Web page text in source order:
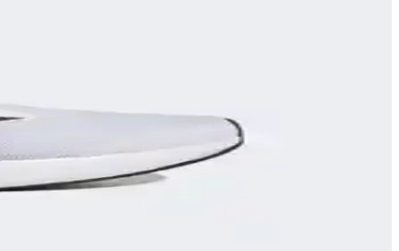
malzeme kullanımı önemli detaylardır.
korur.